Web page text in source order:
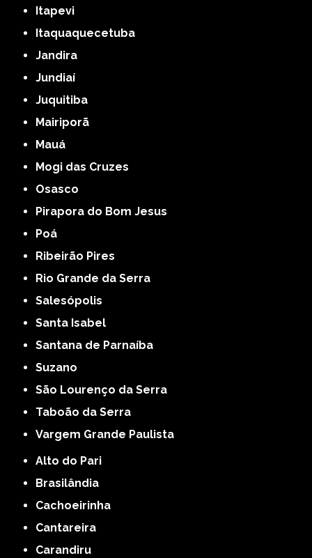
Itapevi
Itaquaquecetuba
Jandira
Jundiaí
Juquitiba
Mairiporã
Mauá
Mogi das Cruzes
Osasco
Pirapora do Bom Jesus
Poá
Ribeirão Pires
Rio Grande da Serra
Salesópolis
Santa Isabel
Santana de Parnaíba
Suzano
São Lourenço da Serra
Taboão da Serra
Vargem Grande Paulista
Alto do Pari
Brasilândia
Cachoeirinha
Cantareira
Carandiru